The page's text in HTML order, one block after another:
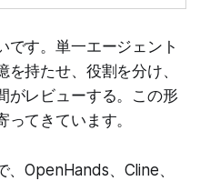
です。単一エージェント
持たせ、役割を分け、
がレビューする。この形
てきています。
、OpenHands、Cline、